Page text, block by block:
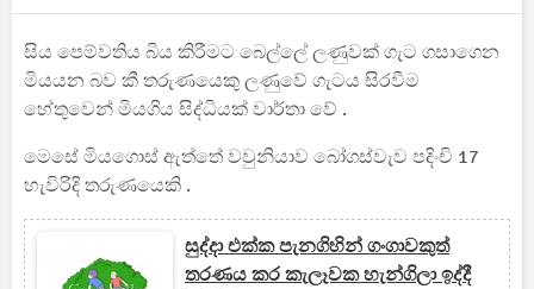
සිය පෙම්වතිය බිය කිරීමට බෙල්ලේ ලණුවක් ගැට ගසාගෙන
මියයන බව කී තරුණයෙකු ලණුවේ ගැටය සිරවීම
හේතුවෙන් මියගිය සිද්ධියක් වාර්තා වේ .
මෙසේ මියගොස් ඇත්තේ වවුනියාව බෝගස්වැව පදිංචි 17
හැවිරිදි තරුණයෙකි .
සුද්දා එක්ක පැනගිහින් ගංගාවකුත්
තරණය කර කැලෑවක හැන්ගිලා ඉද්දී